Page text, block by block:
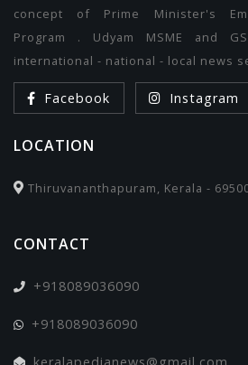
concept of Prime Minister's
Program . Udyam MSME and
international - national - local news
Facebook Instagram
LOCATION
Thiruvananthapuram, Kerala -
CONTACT
+918089036090
+918089036090